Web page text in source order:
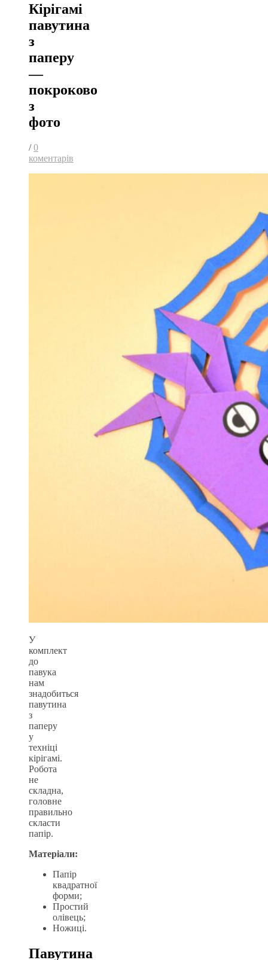
Кірігамі
павутина
з
паперу
—
покроково
з
фото
/ 0
коментарів
У
комплект
до
павука
нам
знадобиться
павутина
з
паперу
у
техніці
кірігамі.
Робота
не
складна,
головне
правильно
скласти
папір.
Матеріали:
Папір
квадратної
форми;
Простий
олівець;
Ножиці.
Павутина